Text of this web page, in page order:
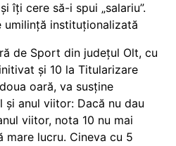
îți cere să-i spui „salariu”.
umilință instituționalizată
de Sport din județul Olt, cu
și 10 la Titularizare
oară, va susține
și anul viitor: Dacă nu dau
viitor, nota 10 nu mai
mare lucru. Cineva cu 5